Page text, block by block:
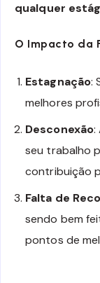
qualquer
O Impacto da
Estagnação:
melhores
Desconexão:
seu trabalho
contribuição
Falta de
sendo bem
pontos de